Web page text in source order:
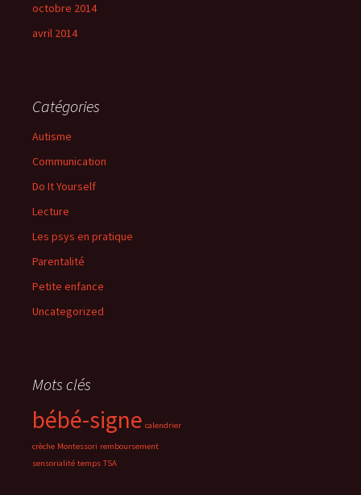
octobre 2014
avril 2014
Catégories
Autisme
Communication
Do It Yourself
Lecture
Les psys en pratique
Parentalité
Petite enfance
Uncategorized
Mots clés
bébé-signe calendrier
crèche Montessori remboursement
sensorialité temps TSA